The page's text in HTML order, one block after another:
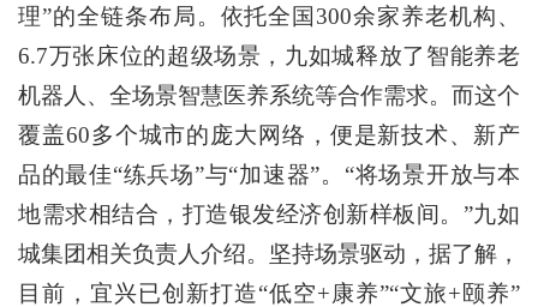
理”的全链条布局。依托全国300余家养老机构、
6.7万张床位的超级场景，九如城释放了智能养老
机器人、全场景智慧医养系统等合作需求。而这个
覆盖60多个城市的庞大网络，便是新技术、新产
品的最佳“练兵场”与“加速器”。“将场景开放与本
地需求相结合，打造银发经济创新样板间。”九如
城集团相关负责人介绍。坚持场景驱动，据了解，
目前，宜兴已创新打造“低空+康养”“文旅+颐养”